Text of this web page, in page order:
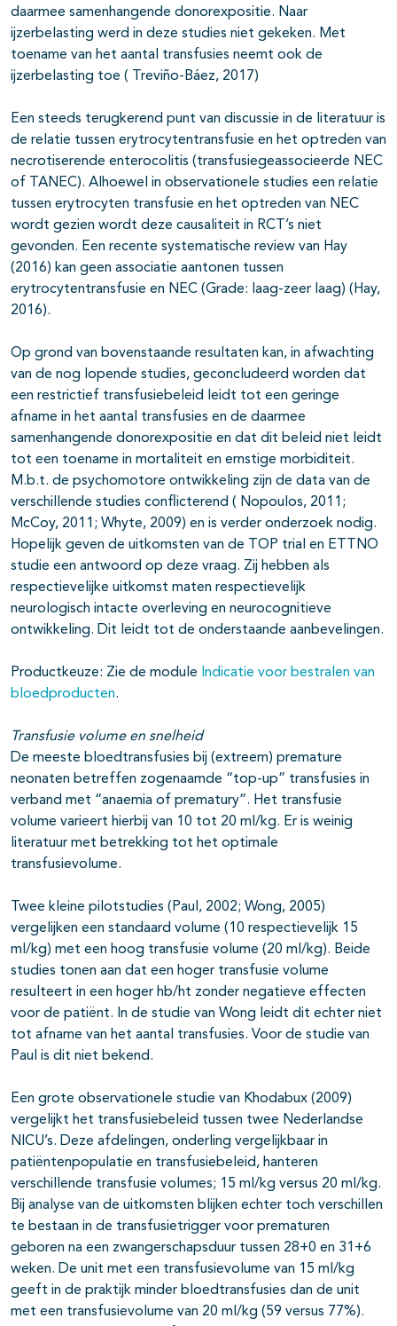
daarmee samenhangende donorexpositie. Naar
ijzerbelasting werd in deze studies niet gekeken. Met
toename van het aantal transfusies neemt ook de
ijzerbelasting toe ( Treviño-Báez, 2017)
Een steeds terugkerend punt van discussie in de literatuur is
de relatie tussen erytrocytentransfusie en het optreden van
necrotiserende enterocolitis (transfusiegeassocieerde NEC
of TANEC). Alhoewel in observationele studies een relatie
tussen erytrocyten transfusie en het optreden van NEC
wordt gezien wordt deze causaliteit in RCT’s niet
gevonden. Een recente systematische review van Hay
(2016) kan geen associatie aantonen tussen
erytrocytentransfusie en NEC (Grade: laag-zeer laag) (Hay,
2016).
Op grond van bovenstaande resultaten kan, in afwachting
van de nog lopende studies, geconcludeerd worden dat
een restrictief transfusiebeleid leidt tot een geringe
afname in het aantal transfusies en de daarmee
samenhangende donorexpositie en dat dit beleid niet leidt
tot een toename in mortaliteit en ernstige morbiditeit.
M.b.t. de psychomotore ontwikkeling zijn de data van de
verschillende studies conflicterend ( Nopoulos, 2011;
McCoy, 2011; Whyte, 2009) en is verder onderzoek nodig.
Hopelijk geven de uitkomsten van de TOP trial en ETTNO
studie een antwoord op deze vraag. Zij hebben als
respectievelijke uitkomst maten respectievelijk
neurologisch intacte overleving en neurocognitieve
ontwikkeling. Dit leidt tot de onderstaande aanbevelingen.
Productkeuze: Zie de module Indicatie voor bestralen van
bloedproducten.
Transfusie volume en snelheid
De meeste bloedtransfusies bij (extreem) premature
neonaten betreffen zogenaamde “top-up” transfusies in
verband met “anaemia of prematury”. Het transfusie
volume varieert hierbij van 10 tot 20 ml/kg. Er is weinig
literatuur met betrekking tot het optimale
transfusievolume.
Twee kleine pilotstudies (Paul, 2002; Wong, 2005)
vergelijken een standaard volume (10 respectievelijk 15
ml/kg) met een hoog transfusie volume (20 ml/kg). Beide
studies tonen aan dat een hoger transfusie volume
resulteert in een hoger hb/ht zonder negatieve effecten
voor de patiënt. In de studie van Wong leidt dit echter niet
tot afname van het aantal transfusies. Voor de studie van
Paul is dit niet bekend.
Een grote observationele studie van Khodabux (2009)
vergelijkt het transfusiebeleid tussen twee Nederlandse
NICU’s. Deze afdelingen, onderling vergelijkbaar in
patiëntenpopulatie en transfusiebeleid, hanteren
verschillende transfusie volumes; 15 ml/kg versus 20 ml/kg.
Bij analyse van de uitkomsten blijken echter toch verschillen
te bestaan in de transfusietrigger voor prematuren
geboren na een zwangerschapsduur tussen 28+0 en 31+6
weken. De unit met een transfusievolume van 15 ml/kg
geeft in de praktijk minder bloedtransfusies dan de unit
met een transfusievolume van 20 ml/kg (59 versus 77%).